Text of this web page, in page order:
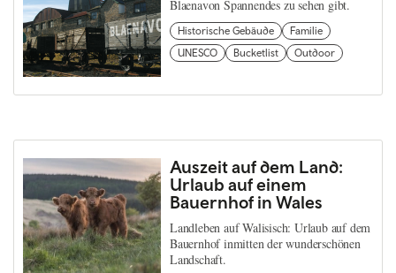
Blaenavon Spannendes zu sehen gibt.
Historische Gebäude
Familie
UNESCO
Bucketlist Outdoor
Auszeit auf dem Land:
Urlaub auf einem
Bauernhof in Wales
Landleben auf Walisisch: Urlaub auf dem
Bauernhof inmitten der wunderschönen
Landschaft.